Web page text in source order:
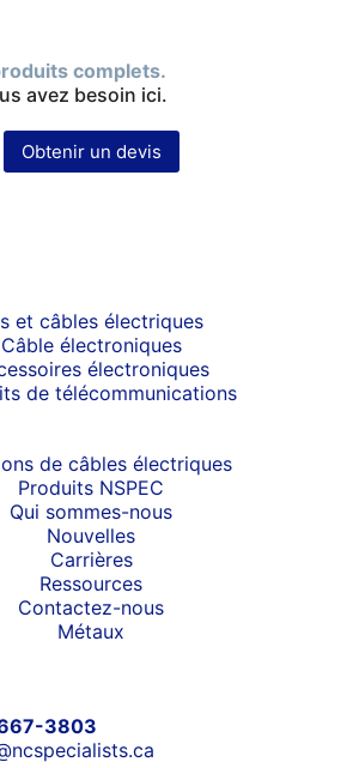
complets.
avez besoin ici.
Obtenir un devis
et câbles électriques
Câble électroniques
électroniques
de télécommunications
de câbles électriques
Produits NSPEC
Qui sommes-nous
Nouvelles
Carrières
Ressources
Contactez-nous
Métaux
3803